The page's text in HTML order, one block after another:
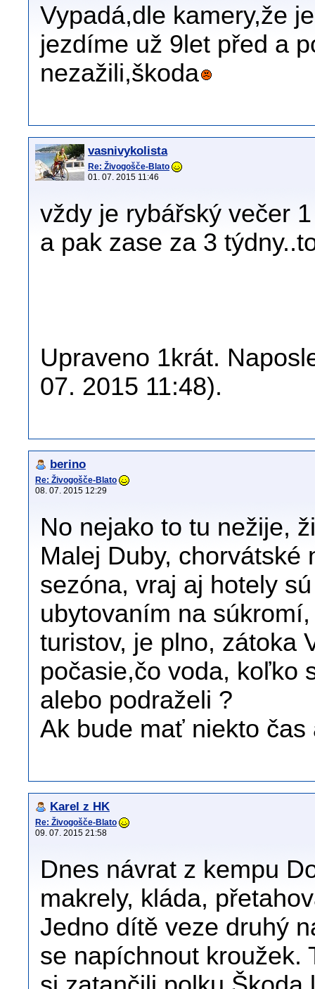
Vypadá,dle kamery,že
jezdíme už 9let před a
nezažili,škoda
vasnivykolista
Re: Živogošče-Blato
01. 07. 2015 11:46
vždy je rybářský večer
a pak zase za 3
Upraveno 1krát.
07. 2015 11:48).
berino
Re: Živogošče-Blato
08. 07. 2015 12:29
No nejako to tu nežije,
Malej Duby,
sezóna, vraj aj hotely
ubytovaním na
turistov, je plno, zátoka
počasie,čo voda, koľko
alebo podraželi ?
Ak bude mať niekto
Karel z HK
Re: Živogošče-Blato
09. 07. 2015 21:58
Dnes návrat z kempu
makrely, kláda,
Jedno dítě veze druhý
se napíchnout kroužek.